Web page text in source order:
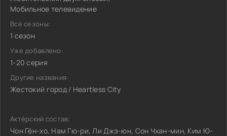
Мобильное телевидение
Все сезоны:
1 сезон
Уже добавлено:
1-20 серия
Другие названия:
Жестокий город / Heartless City
Актёрский состав:
Чон Гён-хо, Нам Гю-ри, Ли Джэ-юн, Сон Чхан-мин, Ким Ю-